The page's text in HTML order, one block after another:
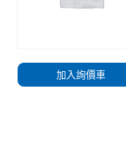
加入詢價車